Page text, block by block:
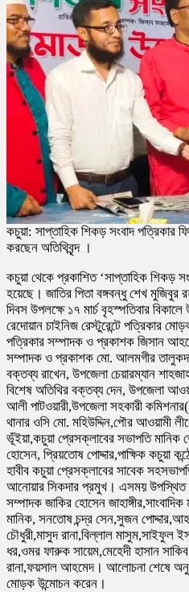
কচুয়া: সাপ্তাহিক শিকড় সংবাদ পত্রিকার
করছেন অতিথিবৃন্দ ।
কচুয়া থেকে প্রকাশিত ‘সাপ্তাহিক শিকড়
হয়েছে। জাতির পিতা বঙ্গবন্ধু শেখ মুজিবুর
দিবস উপলক্ষে ১৭ মার্চ বৃহস্পতিবার
রেদোয়ান চাইনিজ রেস্টুরেন্টে পত্রিকার
পত্রিকার সম্পাদক ও প্রকাশক জিসান
সম্পাদক ও প্রকাশক মো. আলমগীর
বক্তব্য রাখেন, উপজেলা চেয়ারম্যান
বিশেষ অতিথির বক্তব্য দেন, উপজেলা
আলী পাটওয়ারী,উপজেলা সহকারী
থানার ওসি মো. মহিউদ্দিন,পৌর আওয়ামী
ভূঁইয়া,কচুয়া প্রেসক্লাবের সভাপতি
হোসেন, প্রিয়তোষ পোদ্দার,পাক্ষিক কচুয়া
হাবীব কচুয়া প্রেসক্লাবের সাবেক
আনোয়ার সিকদার প্রমুখ। এসময় উপস্থিত
সম্পাদক জাকির হোসেন
মানিক, সনতোষ চন্দ্র সেন,সুজন
চৌধুরী,মাসুদ রানা,বিল্লাল
ধর,ওমর ফারুক সায়েম,মেহেদী হাসান
রানা,ফয়সাল আহমেদ। আলোচনা শেষে
মোড়ক উন্মোচন করেন।